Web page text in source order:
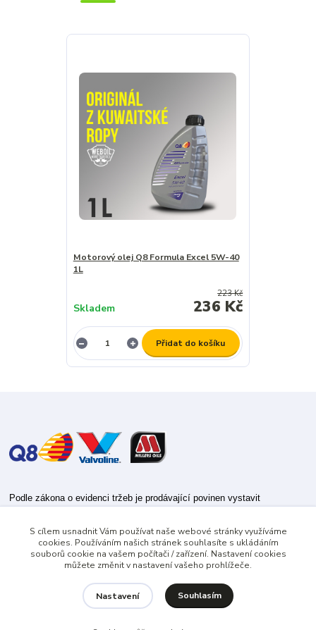
Motorový olej Q8 Formula Excel 5W-40
1L
223 Kč
236 Kč
Skladem
Přidat do košíku
Podle zákona o evidenci tržeb je prodávající povinen vystavit
Zároveň je povinen zaevidovat přijatou tržbu u správce daně online; v
případě technického výpadku pak nejpozději do 48 hodin.
S cílem usnadnit Vám používat naše webové stránky využíváme
cookies. Používáním našich stránek souhlasíte s ukládáním
souborů cookie na vašem počítači / zařízení. Nastavení cookies
můžete změnit v nastavení vašeho prohlížeče.
Nastavení Souhlasím